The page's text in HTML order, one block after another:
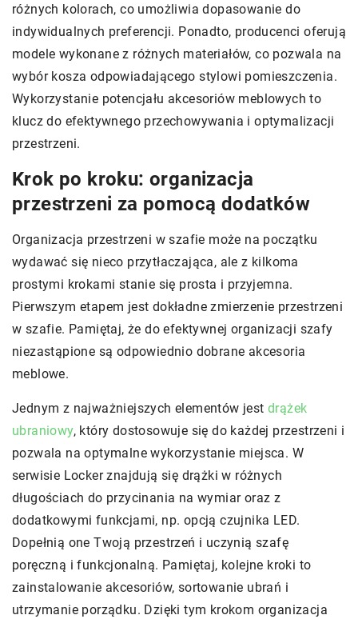
różnych kolorach, co umożliwia dopasowanie do
indywidualnych preferencji. Ponadto, producenci oferują
modele wykonane z różnych materiałów, co pozwala na
wybór kosza odpowiadającego stylowi pomieszczenia.
Wykorzystanie potencjału akcesoriów meblowych to
klucz do efektywnego przechowywania i optymalizacji
przestrzeni.
Krok po kroku: organizacja
przestrzeni za pomocą dodatków
Organizacja przestrzeni w szafie może na początku
wydawać się nieco przytłaczająca, ale z kilkoma
prostymi krokami stanie się prosta i przyjemna.
Pierwszym etapem jest dokładne zmierzenie przestrzeni
w szafie. Pamiętaj, że do efektywnej organizacji szafy
niezastąpione są odpowiednio dobrane akcesoria
meblowe.
Jednym z najważniejszych elementów jest drążek
ubraniowy, który dostosowuje się do każdej przestrzeni i
pozwala na optymalne wykorzystanie miejsca. W
serwisie Locker znajdują się drążki w różnych
długościach do przycinania na wymiar oraz z
dodatkowymi funkcjami, np. opcją czujnika LED.
Dopełnią one Twoją przestrzeń i uczynią szafę
poręczną i funkcjonalną. Pamiętaj, kolejne kroki to
zainstalowanie akcesoriów, sortowanie ubrań i
utrzymanie porządku. Dzięki tym krokom organizacja